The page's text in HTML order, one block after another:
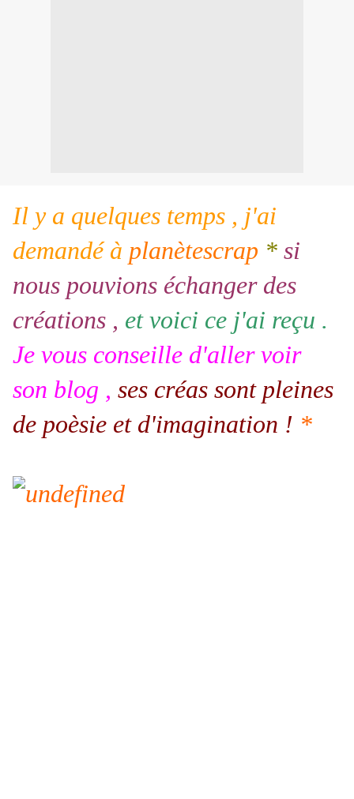
Il y a quelques temps , j'ai
demandé à planètescrap * si
nous pouvions échanger des
créations , et voici ce j'ai reçu .
Je vous conseille d'aller voir
son blog , ses créas sont pleines
de poèsie et d'imagination ! *